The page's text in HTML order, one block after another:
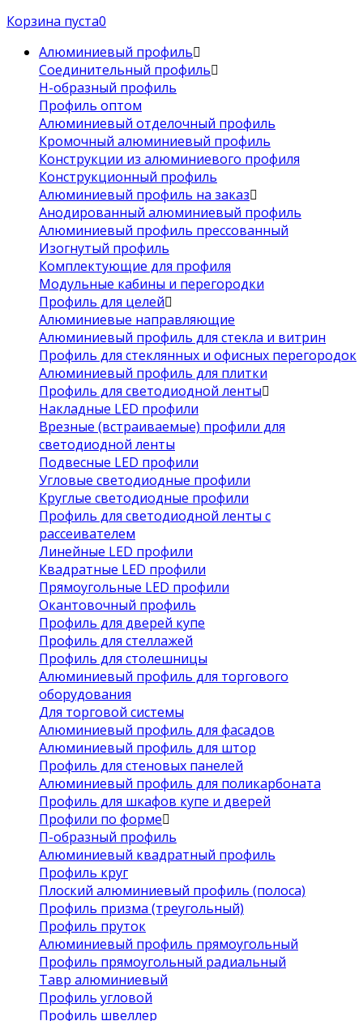
Корзина пуста0
Алюминиевый профиль
Соединительный профиль
Н-образный профиль
Профиль оптом
Алюминиевый отделочный профиль
Кромочный алюминиевый профиль
Конструкции из алюминиевого профиля
Конструкционный профиль
Алюминиевый профиль на заказ
Анодированный алюминиевый профиль
Алюминиевый профиль прессованный
Изогнутый профиль
Комплектующие для профиля
Модульные кабины и перегородки
Профиль для целей
Алюминиевые направляющие
Алюминиевый профиль для стекла и витрин
Профиль для стеклянных и офисных перегородок
Алюминиевый профиль для плитки
Профиль для светодиодной ленты
Накладные LED профили
Врезные (встраиваемые) профили для
светодиодной ленты
Подвесные LED профили
Угловые светодиодные профили
Круглые светодиодные профили
Профиль для светодиодной ленты с
рассеивателем
Линейные LED профили
Квадратные LED профили
Прямоугольные LED профили
Окантовочный профиль
Профиль для дверей купе
Профиль для стеллажей
Профиль для столешницы
Алюминиевый профиль для торгового
оборудования
Для торговой системы
Алюминиевый профиль для фасадов
Алюминиевый профиль для штор
Профиль для стеновых панелей
Алюминиевый профиль для поликарбоната
Профиль для шкафов купе и дверей
Профили по форме
П-образный профиль
Алюминиевый квадратный профиль
Профиль круг
Плоский алюминиевый профиль (полоса)
Профиль призма (треугольный)
Профиль пруток
Алюминиевый профиль прямоугольный
Профиль прямоугольный радиальный
Тавр алюминиевый
Профиль угловой
Профиль швеллер